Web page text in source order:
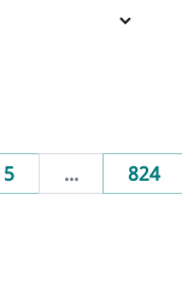
5 ... 824